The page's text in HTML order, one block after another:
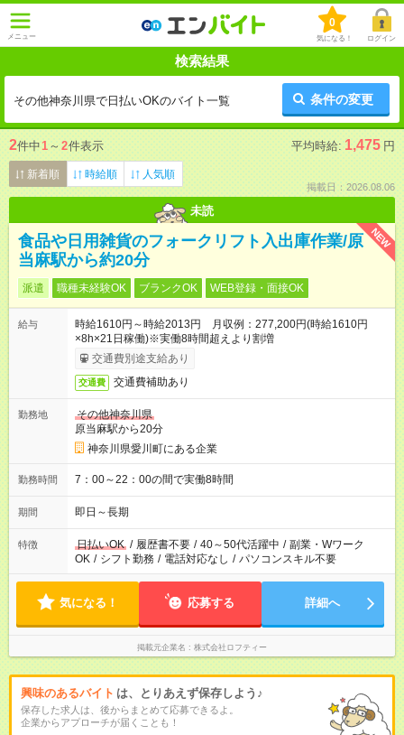
メニュー
0
気になる！ ログイン
検索結果
その他神奈川県で日払いOKのバイト一覧 条件の変更
2件中1 ～ 2件表示 平均時給: 1,475 円
新着順 時給順 人気順
掲載日：2026.08.06
未読
NEW
食品や日用雑貨のフォークリフト入出庫作業/原
当麻駅から約20分
派遣 職種未経験OK ブランクOK WEB登録・面接OK
給与
時給1610円～時給2013円 月収例：277,200円(時給1610円
×8h×21日稼働)※実働8時間超えより割増
交通費別途支給あり
交通費 交通費補助あり
勤務地
その他神奈川県
原当麻駅から20分
神奈川県愛川町にある企業
勤務時間 7：00～22：00の間で実働8時間
期間 即日～長期
特徴 日払いOK / 履歴書不要 / 40～50代活躍中 / 副業・Wワーク
OK / シフト勤務 / 電話対応なし / パソコンスキル不要
気になる！ 応募する 詳細へ
掲載元企業名 株式会社ロフティー
興味のあるバイト は、とりあえず保存しよう♪
保存した求人は、後からまとめて応募できるよ。
企業からアプローチが届くことも！